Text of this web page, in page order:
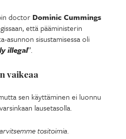
doctor Dominic Cummings
että pääministerin
asunnon sisustamisessa oli
illegal”.
vaikeaa
sen käyttäminen ei luonnu
lausetasolla.
tositoimia.